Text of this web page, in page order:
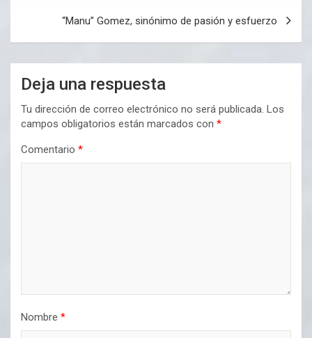
entradas“Manu” Gomez, sinónimo de pasión y esfuerzo
Deja una respuesta
Tu dirección de correo electrónico no será publicada. Los
campos obligatorios están marcados con *
Comentario *
Nombre *